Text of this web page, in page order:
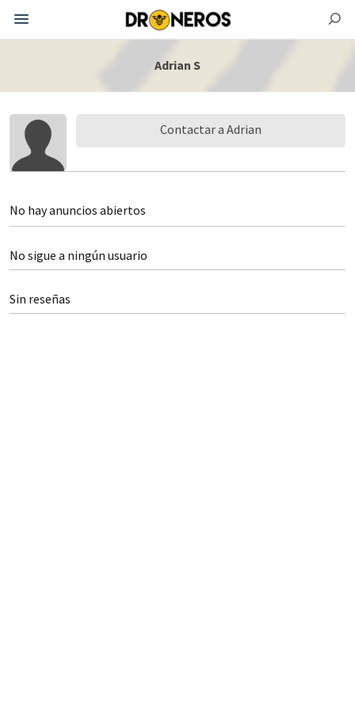
Adrian S
Contactar a Adrian
No hay anuncios abiertos
No sigue a ningún usuario
Sin reseñas